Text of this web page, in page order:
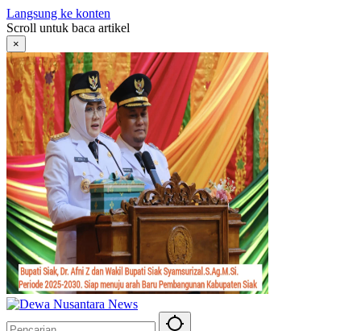
Langsung ke konten
Scroll untuk baca artikel
×